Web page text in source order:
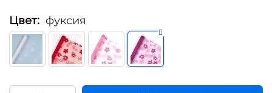
Цвет: фуксия